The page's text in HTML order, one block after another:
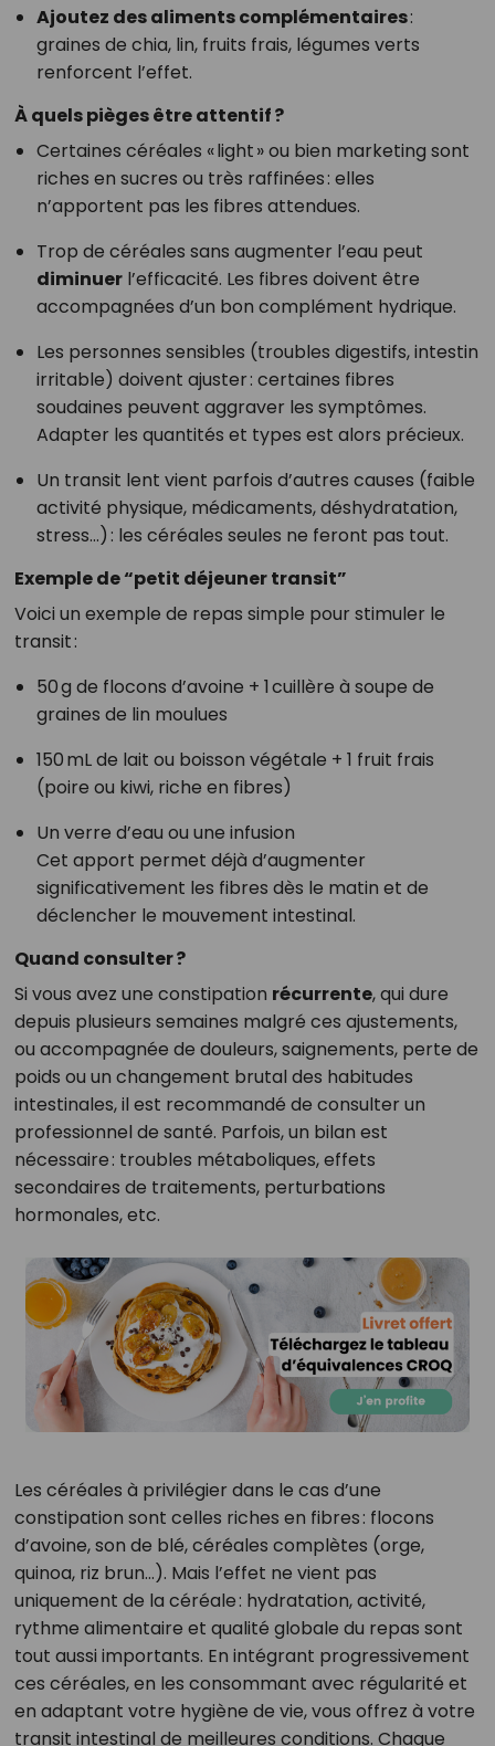
Ajoutez des aliments complémentaires:
graines de chia, lin, fruits frais, légumes verts
renforcent l’effet.
À quels pièges être attentif ?
Certaines céréales « light » ou bien marketing sont
riches en sucres ou très raffinées : elles
n’apportent pas les fibres attendues.
Trop de céréales sans augmenter l’eau peut
diminuerl’efficacité. Les fibres doivent être
accompagnées d’un bon complément hydrique.
Les personnes sensibles (troubles digestifs, intestin
irritable) doivent ajuster : certaines fibres
soudaines peuvent aggraver les symptômes.
Adapter les quantités et types est alors précieux.
Un transit lent vient parfois d’autres causes (faible
activité physique, médicaments, déshydratation,
stress…) : les céréales seules ne feront pas tout.
Exemple de “petit déjeuner transit”
Voici un exemple de repas simple pour stimuler le
transit :
50 g de flocons d’avoine + 1 cuillère à soupe de
graines de lin moulues
150 mL de lait ou boisson végétale + 1 fruit frais
(poire ou kiwi, riche en fibres)
Un verre d’eau ou une infusion
Cet apport permet déjà d’augmenter
significativement les fibres dès le matin et de
déclencher le mouvement intestinal.
Quand consulter ?
Si vous avez une constipation récurrente, qui dure
depuis plusieurs semaines malgré ces ajustements,
ou accompagnée de douleurs, saignements, perte de
poids ou un changement brutal des habitudes
intestinales, il est recommandé de consulter un
professionnel de santé. Parfois, un bilan est
nécessaire : troubles métaboliques, effets
secondaires de traitements, perturbations
hormonales, etc.
Les céréales à privilégier dans le cas d’une
constipation sont celles riches en fibres : flocons
d’avoine, son de blé, céréales complètes (orge,
quinoa, riz brun…). Mais l’effet ne vient pas
uniquement de la céréale : hydratation, activité,
rythme alimentaire et qualité globale du repas sont
tout aussi importants. En intégrant progressivement
ces céréales, en les consommant avec régularité et
en adaptant votre hygiène de vie, vous offrez à votre
transit intestinal de meilleures conditions. Chaque